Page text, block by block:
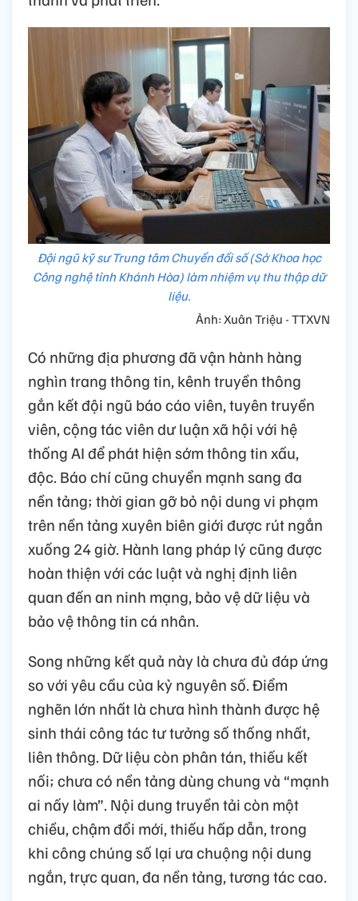
Đội ngũ kỹ sư Trung tâm Chuyển đổi số (Sở Khoa học
Công nghệ tỉnh Khánh Hòa) làm nhiệm vụ thu thập dữ
liệu.
Ảnh: Xuân Triệu - TTXVN
Có những địa phương đã vận hành hàng
nghìn trang thông tin, kênh truyền thông
gắn kết đội ngũ báo cáo viên, tuyên truyền
viên, cộng tác viên dư luận xã hội với hệ
thống AI để phát hiện sớm thông tin xấu,
độc. Báo chí cũng chuyển mạnh sang đa
nền tảng; thời gian gỡ bỏ nội dung vi phạm
trên nền tảng xuyên biên giới được rút ngắn
xuống 24 giờ. Hành lang pháp lý cũng được
hoàn thiện với các luật và nghị định liên
quan đến an ninh mạng, bảo vệ dữ liệu và
bảo vệ thông tin cá nhân.
Song những kết quả này là chưa đủ đáp ứng
so với yêu cầu của kỷ nguyên số. Điểm
nghẽn lớn nhất là chưa hình thành được hệ
sinh thái công tác tư tưởng số thống nhất,
liên thông. Dữ liệu còn phân tán, thiếu kết
nối; chưa có nền tảng dùng chung và “mạnh
ai nấy làm”. Nội dung truyền tải còn một
chiều, chậm đổi mới, thiếu hấp dẫn, trong
khi công chúng số lại ưa chuộng nội dung
ngắn, trực quan, đa nền tảng, tương tác cao.